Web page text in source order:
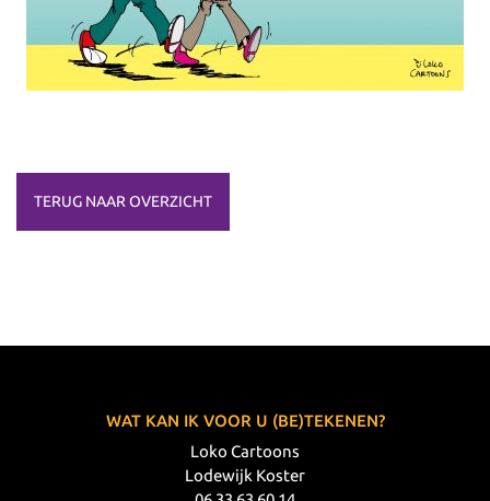
TERUG NAAR OVERZICHT
WAT KAN IK VOOR U (BE)TEKENEN?
Loko Cartoons
Lodewijk Koster